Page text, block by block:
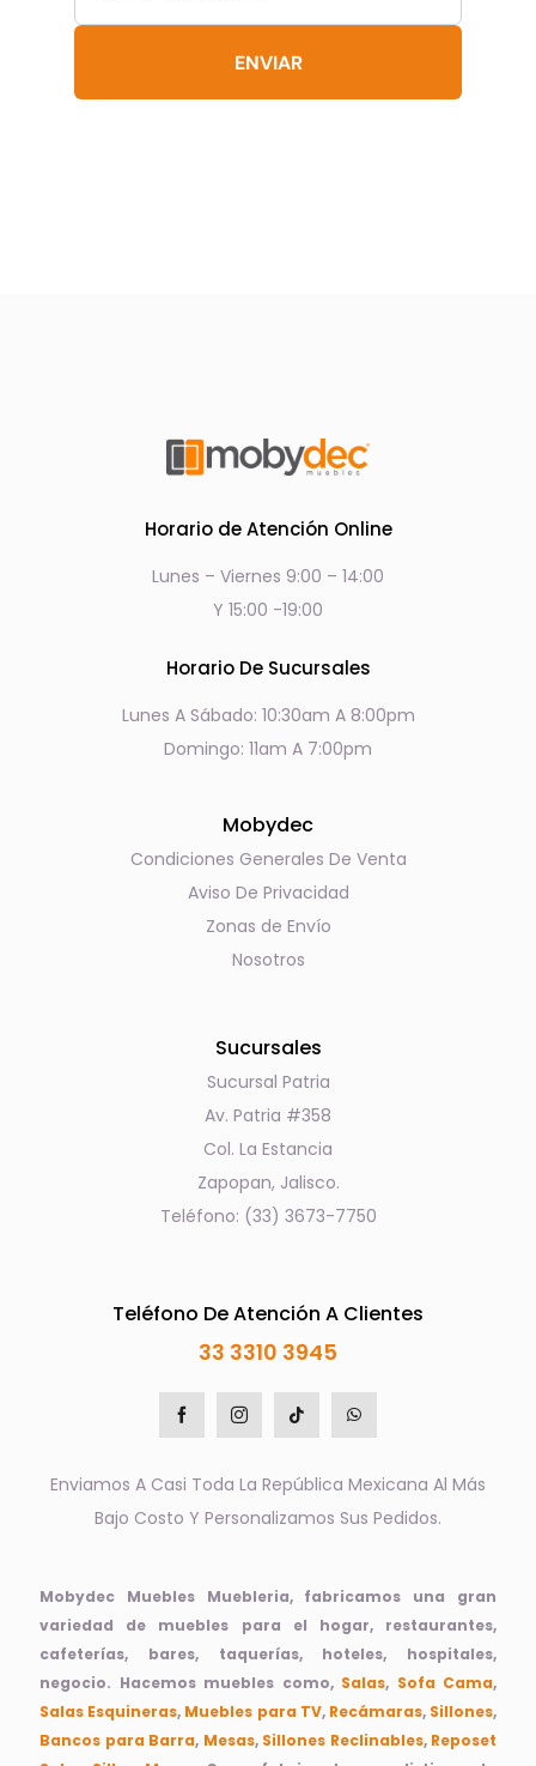
de
ENVIAR
Horario de Atención Online
Lunes – Viernes 9:00 – 14:00
Y 15:00 -19:00
Horario De Sucursales
Lunes A Sábado: 10:30am A 8:00pm
Domingo: 11am A 7:00pm
Mobydec
Condiciones Generales De Venta
Aviso De Privacidad
Zonas de Envío
Nosotros
Sucursales
Sucursal Patria
Av. Patria #358
Col. La Estancia
Zapopan, Jalisco.
Teléfono: (33) 3673-7750
Teléfono De Atención A Clientes
33 3310 3945
Enviamos A Casi Toda La República Mexicana Al Más
Bajo Costo Y Personalizamos Sus Pedidos.
Mobydec Muebles Muebleria, fabricamos una gran
variedad de muebles para el hogar, restaurantes,
cafeterías, bares, taquerías, hoteles, hospitales,
negocio. Hacemos muebles como, Salas, Sofa Cama,
Salas Esquineras, Muebles para TV, Recámaras, Sillones,
Bancos para Barra, Mesas, Sillones Reclinables, Reposet